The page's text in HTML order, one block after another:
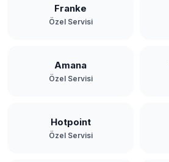
Franke
Özel Servisi
Amana
Özel Servisi
Hotpoint
Özel Servisi